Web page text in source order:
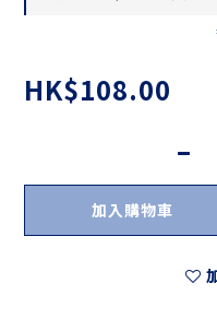
HK$108.00
加入購物車